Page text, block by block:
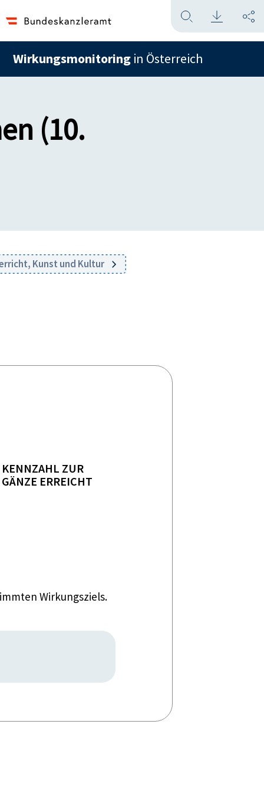
Wirkungsmonitoring in Österreich
(10.
Kunst und Kultur
KENNZAHL ZUR
GÄNZE ERREICHT
Wirkungsziels.